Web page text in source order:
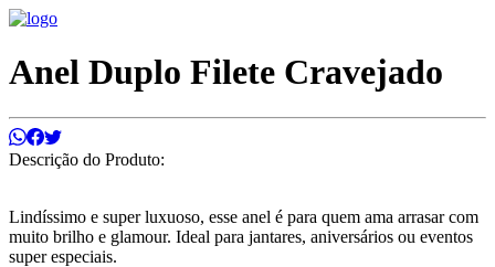
Anel Duplo Filete Cravejado
Descrição do Produto:
Lindíssimo e super luxuoso, esse anel é para quem ama arrasar com
muito brilho e glamour. Ideal para jantares, aniversários ou eventos
super especiais.